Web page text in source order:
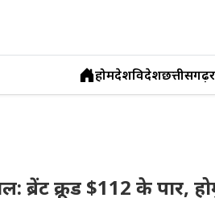
होमदेशविदेशछत्तीसगढ़
ब्रेंट क्रूड $112 के पार,